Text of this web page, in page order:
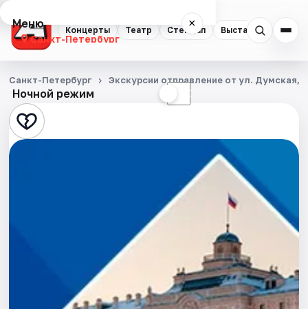
Концерты Театр Стендап Выставки
Меню ×
Санкт-Петербург
Концерты
Театр
Стендап
Ночной режим ☾
Санкт-Петербург Экскурсии отправление от ул. Думская,